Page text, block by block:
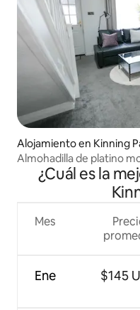
Alojamiento en Kinning
Almohadilla de platino
¿Cuál es la
Mes
Ene $145